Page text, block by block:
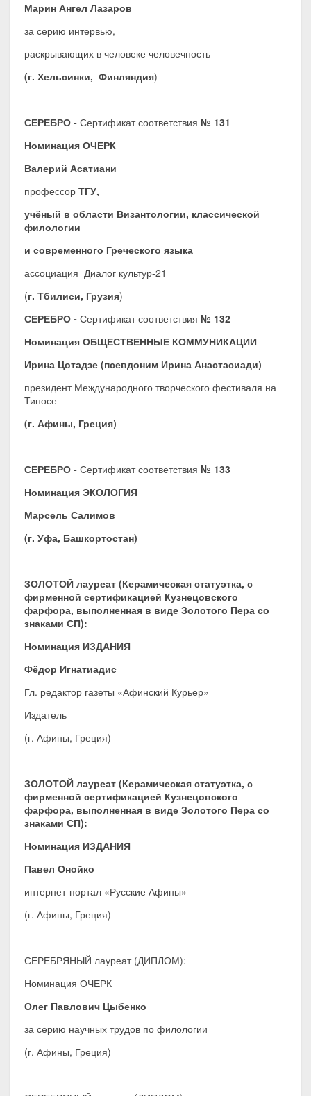
Марин Ангел Лазаров
за серию интервью,
раскрывающих в человеке человечность
(г. Хельсинки, Финляндия)
СЕРЕБРО - Сертификат соответствия № 131
Номинация ОЧЕРК
Валерий Асатиани
профессор ТГУ,
учёный в области Византологии, классической
филологии
и современного Греческого языка
ассоциация Диалог культур-21
(г. Тбилиси, Грузия)
СЕРЕБРО - Сертификат соответствия № 132
Номинация ОБЩЕСТВЕННЫЕ КОММУНИКАЦИИ
Ирина Цотадзе (псевдоним Ирина Анастасиади)
президент Международного творческого фестиваля на
Тиносе
(г. Афины, Греция)
СЕРЕБРО - Сертификат соответствия № 133
Номинация ЭКОЛОГИЯ
Марсель Салимов
(г. Уфа, Башкортостан)
ЗОЛОТОЙ лауреат (Керамическая статуэтка, с
фирменной сертификацией Кузнецовского
фарфора, выполненная в виде Золотого Пера со
знаками СП):
Номинация ИЗДАНИЯ
Фёдор Игнатиадис
Гл. редактор газеты «Афинский Курьер»
Издатель
(г. Афины, Греция)
ЗОЛОТОЙ лауреат (Керамическая статуэтка, с
фирменной сертификацией Кузнецовского
фарфора, выполненная в виде Золотого Пера со
знаками СП):
Номинация ИЗДАНИЯ
Павел Онойко
интернет-портал «Русские Афины»
(г. Афины, Греция)
СЕРЕБРЯНЫЙ лауреат (ДИПЛОМ):
Номинация ОЧЕРК
Олег Павлович Цыбенко
за серию научных трудов по филологии
(г. Афины, Греция)